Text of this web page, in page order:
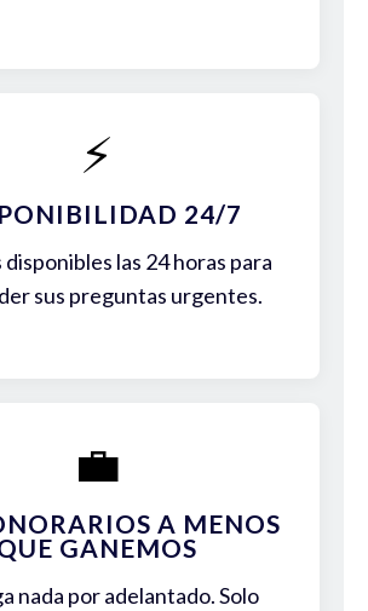
⚡
24/7
disponibles las 24 horas para
sus preguntas urgentes.
💼
A MENOS
GANEMOS
nada por adelantado. Solo